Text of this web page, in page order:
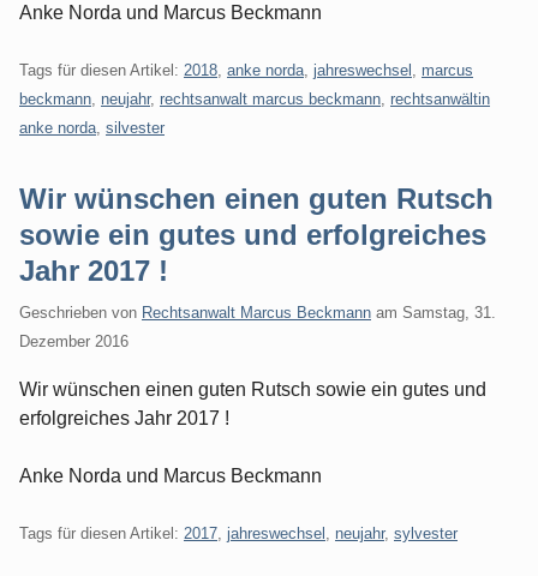
Anke Norda und Marcus Beckmann
Tags für diesen Artikel: 2018 anke norda jahreswechsel
marcus
beckmann neujahr, rechtsanwalt marcus beckmann rechtsanwältin
anke norda silvester
Wir wünschen einen guten Rutsch
sowie ein gutes und erfolgreiches
Jahr 2017 !
Geschrieben von Rechtsanwalt Marcus Beckmann am Samstag, 31.
Dezember 2016
Wir wünschen einen guten Rutsch sowie ein gutes und
erfolgreiches Jahr 2017 !
Anke Norda und Marcus Beckmann
Tags für diesen Artikel: 2017 jahreswechsel neujahr, sylvester